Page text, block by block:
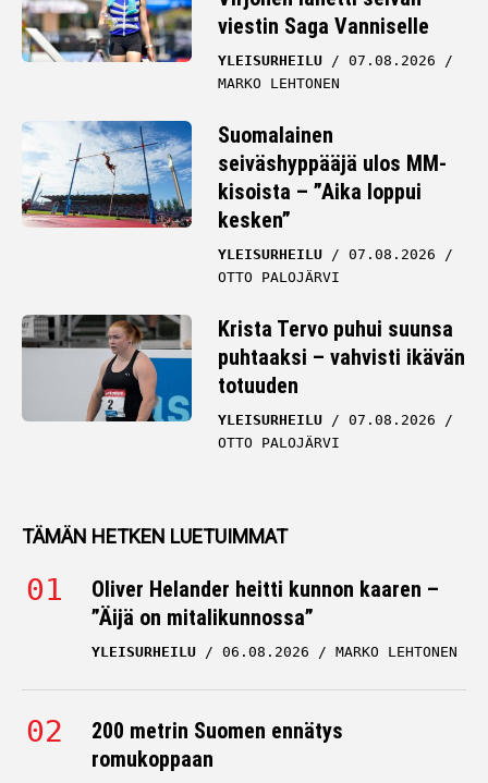
viestin Saga Vanniselle
YLEISURHEILU
07.08.2026
MARKO LEHTONEN
Suomalainen
seiväshyppääjä ulos MM-
kisoista – ”Aika loppui
kesken”
YLEISURHEILU
07.08.2026
OTTO PALOJÄRVI
Krista Tervo puhui suunsa
puhtaaksi – vahvisti ikävän
totuuden
YLEISURHEILU
07.08.2026
OTTO PALOJÄRVI
TÄMÄN HETKEN LUETUIMMAT
Oliver Helander heitti kunnon kaaren –
”Äijä on mitalikunnossa”
YLEISURHEILU 06.08.2026 MARKO LEHTONEN
200 metrin Suomen ennätys
romukoppaan